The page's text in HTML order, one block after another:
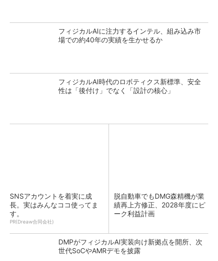
フィジカルAIに注力するインテル、組み込み市
場での約40年の実績を生かせるか
フィジカルAI時代のロボティクス新標準、安全
性は「後付け」でなく「設計の核心」
SNSアカウントを着実に成
長。実はみんなココ使ってま
す。
PR(Dreaw合同会社)
脱自動車でもDMG森精機が業
績再上方修正、2028年度にピ
ーク利益計画
DMPがフィジカルAI実装向け新拠点を開所、次
世代SoCやAMRデモを披露